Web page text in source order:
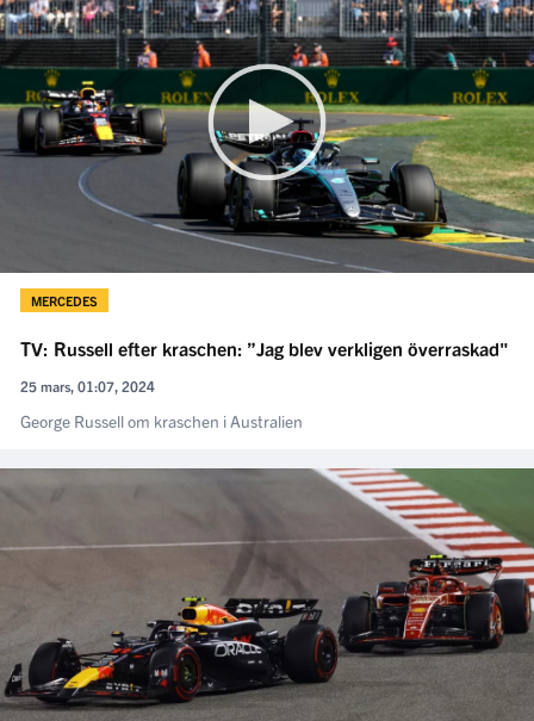
MERCEDES
TV: Russell efter kraschen: ”Jag blev verkligen överraskad"
25 mars, 01:07, 2024
George Russell om kraschen i Australien